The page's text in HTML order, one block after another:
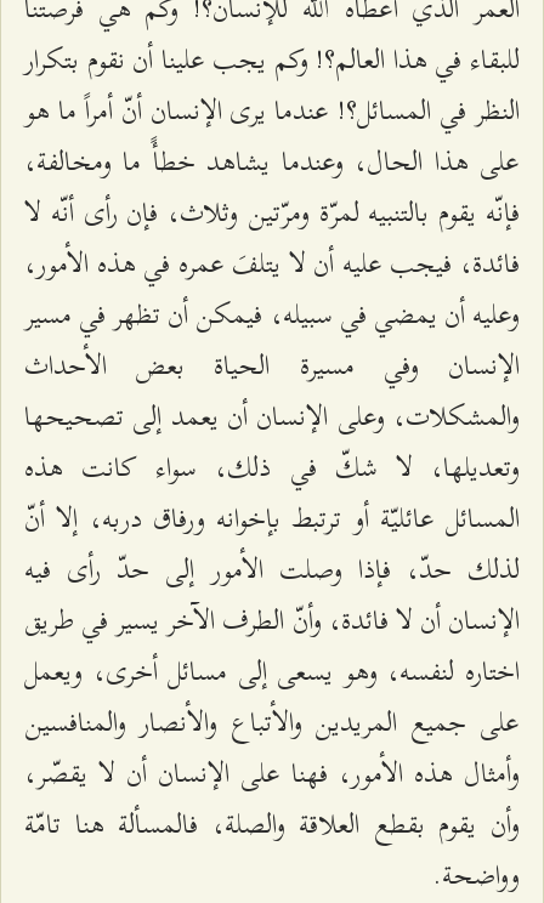
للبقاء في هذا العالم؟! وكم يجب علينا أن نقوم بتكرار
النظر في المسائل؟! عندما يرى الإنسان أنّ أمراً ما هو
على هذا الحال، وعندما يشاهد خطأً ما ومخالفة،
فإنّه يقوم بالتنبيه لمرّة ومرّتين وثلاث، فإن رأى أنّه لا
فائدة، فيجب عليه أن لا يتلفَ عمره في هذه الأمور،
وعليه أن يمضي في سبيله، فيمكن أن تظهر في مسير
الإنسان وفي مسيرة الحياة بعض الأحداث
والمشكلات، وعلى الإنسان أن يعمد إلى تصحيحها
وتعديلها، لا شكّ في ذلك، سواء كانت هذه
المسائل عائليّة أو ترتبط بإخوانه ورفاق دربه، إلا أنّ
لذلك حدّ، فإذا وصلت الأمور إلى حدّ رأى فيه
الإنسان أن لا فائدة، وأنّ الطرف الآخر يسير في طريق
اختاره لنفسه، وهو يسعى إلى مسائل أخرى، ويعمل
على جميع المريدين والأتباع والأنصار والمنافسين
وأمثال هذه الأمور، فهنا على الإنسان أن لا يقصّر،
وأن يقوم بقطع العلاقة والصلة، فالمسألة هنا تامّة
وواضحة.